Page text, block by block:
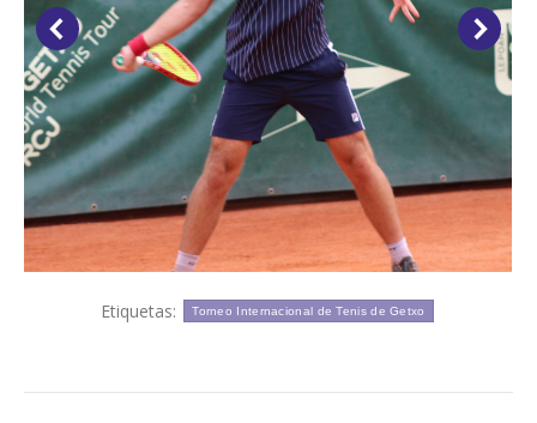
Etiquetas: Torneo Internacional de Tenis de Getxo